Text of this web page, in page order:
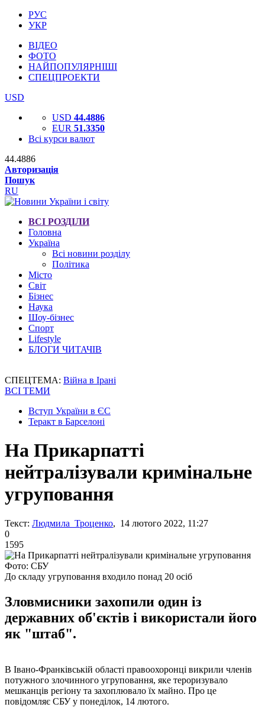
РУС
УКР
ВІДЕО
ФОТО
НАЙПОПУЛЯРНІШІ
СПЕЦПРОЕКТИ
USD
USD 44.4886
EUR 51.3350
Всі курси валют
44.4886
Авторизація
Пошук
RU
ВСІ РОЗДІЛИ
Головна
Україна
Всі новини розділу
Політика
Місто
Світ
Бізнес
Наука
Шоу-бізнес
Спорт
Lifestyle
БЛОГИ ЧИТАЧІВ
СПЕЦТЕМА: Війна в Ірані
ВСІ ТЕМИ
Вступ України в ЄС
Теракт в Барселоні
На Прикарпатті
нейтралізували кримінальне
угруповання
Текст: Людмила Троценко, 14 лютого 2022, 11:27
0
1595
Фото: СБУ
До складу угруповання входило понад 20 осіб
Зловмисники захопили один із
державних об'єктів і використали його
як "штаб".
В Івано-Франківській області правоохоронці викрили членів
потужного злочинного угруповання, яке тероризувало
мешканців регіону та захоплювало їх майно. Про це
повідомляє СБУ у понеділок, 14 лютого.